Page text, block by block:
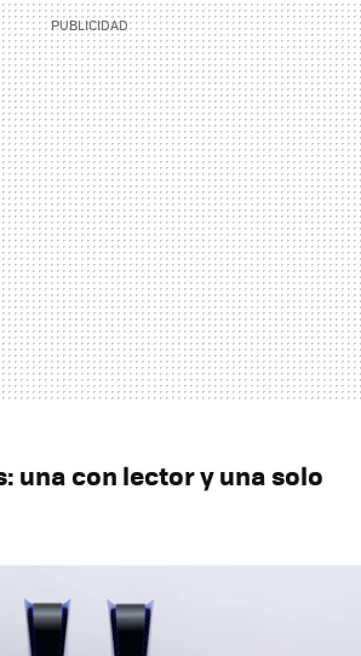
una con lector y una solo